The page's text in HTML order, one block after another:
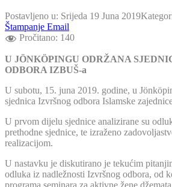
Postavljeno u: Srijeda 19 Juna 2019
Štampanje Email
Pročitano: 140
U JÖNKÖPINGU ODRŽANA
ODBORA IZBUŠ-a
U subotu, 15. juna 2019. godine, u
sjednica Izvršnog odbora Islamske
U prvom dijelu sjednice analizirane su
prethodne sjednice, te izraženo
realizacijom.
U nastavku je diskutirano je tekućim
odluka iz nadležnosti Izvršnog odbora, od
programa seminara za aktivne žene